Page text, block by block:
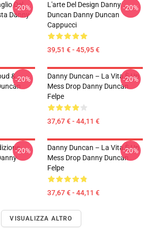
Del
Danny
-20%
L'arte Del Design Danny
Duncan Danny Duncan
Cappucci
39,51 € - 45,95 €
-20%
&-20%
Danny Duncan – La Vita È Un
Mess Drop Danny Duncan
Felpe
37,67 € - 44,11 €
-20%
-20%
Danny Duncan – La Vita È Un
Mess Drop Danny Duncan
Felpe
37,67 € - 44,11 €
-20%
VISUALIZZA ALTRO